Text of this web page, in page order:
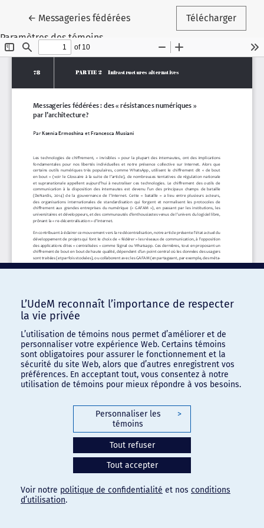
← Retourner aux renseignements sur l'article
Messageries fédérées
Télécharger
Paramètres des témoins
L’UdeM reconnaît l’importance de respecter
la vie privée
L’utilisation de témoins nous permet d’améliorer et de
personnaliser votre expérience Web. Certains témoins
sont obligatoires pour assurer le fonctionnement et la
sécurité du site Web, alors que d’autres enregistrent vos
préférences. En acceptant tout, vous consentez à notre
utilisation de témoins pour mieux répondre à vos besoins.
Personnaliser les
témoins
>
Tout refuser
Tout accepter
Voir notre politique de confidentialité et nos conditions
d’utilisation.